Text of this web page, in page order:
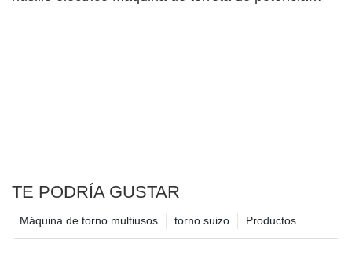
TE PODRÍA GUSTAR
Productos
torno suizo
Máquina de torno multiusos